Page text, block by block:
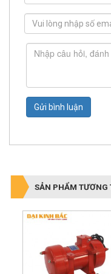
Gửi bình luận
SẢN PHẨM TƯƠNG